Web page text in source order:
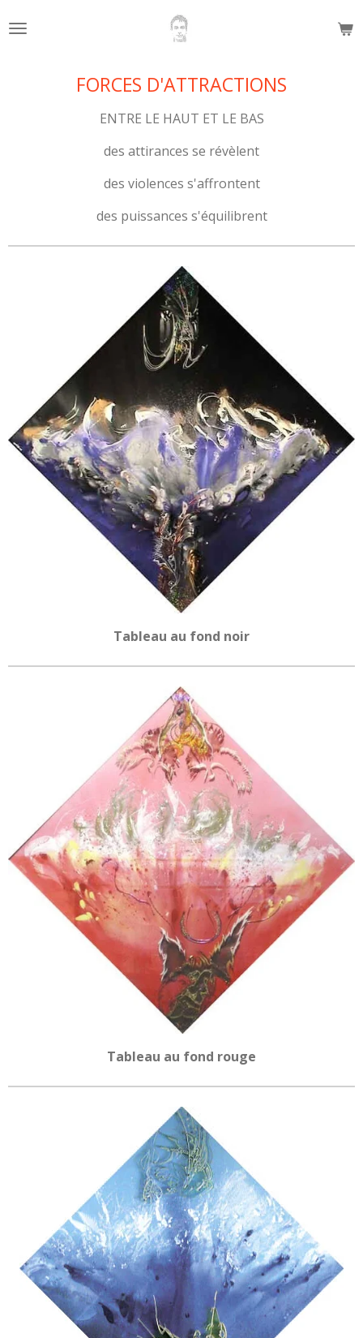
au
FORCES D'ATTRACTIONS
ENTRE LE HAUT ET LE BAS
des attirances se révèlent
des violences s'affrontent
des puissances s'équilibrent
Tableau au fond noir
Tableau au fond rouge